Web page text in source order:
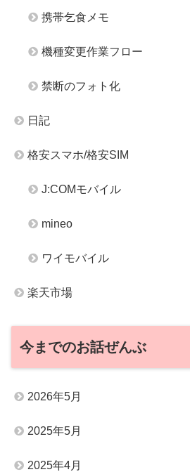
携帯乞食メモ
機種変更作業フロー
禁断のフォト化
日記
格安スマホ/格安SIM
J:COMモバイル
mineo
ワイモバイル
楽天市場
今までのお話ぜんぶ
2026年5月
2025年5月
2025年4月